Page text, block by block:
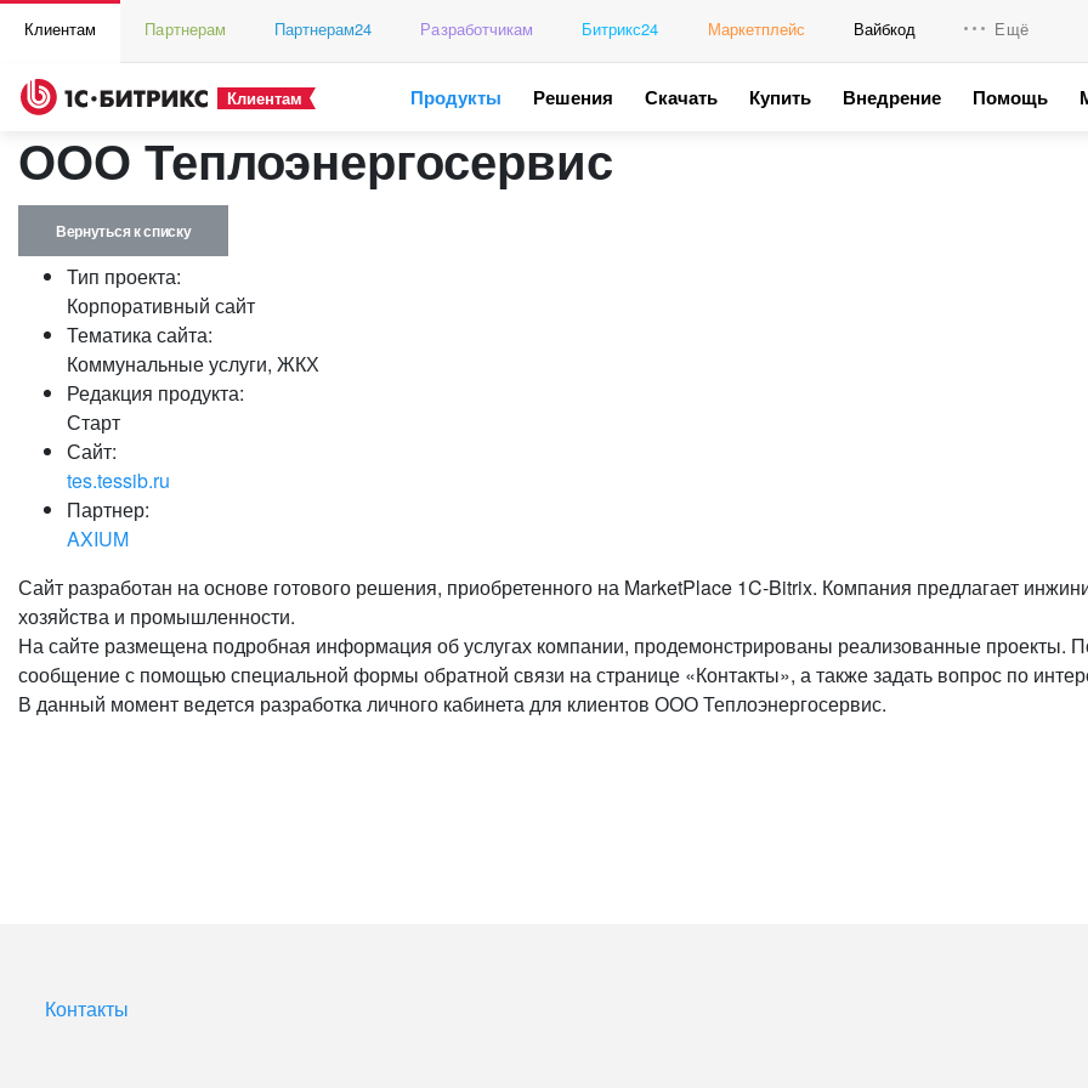
Клиентам Партнерам Партнерам24 Разработчикам Битрикс24 Маркетплейс Вайбкод Ещё
Клиентам Продукты Решения Скачать Купить Внедрение Помощь
ООО Теплоэнергосервис
Вернуться к списку
Тип проекта:
Корпоративный сайт
Тематика сайта:
Коммунальные услуги, ЖКХ
Редакция продукта:
Старт
Сайт:
tes.tessib.ru
Партнер:
AXIUM
Сайт разработан на основе готового решения, приобретенного на MarketPlace 1C-Bitrix. Компания предлагает
хозяйства и промышленности.
На сайте размещена подробная информация об услугах компании, продемонстрированы реализованные проекты.
сообщение с помощью специальной формы обратной связи на странице «Контакты», а также задать вопрос по
В данный момент ведется разработка личного кабинета для клиентов ООО Теплоэнергосервис.
Контакты